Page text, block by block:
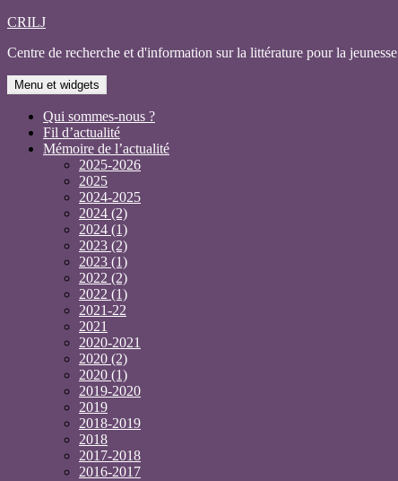
Aller
contenu
CRILJ
Centre de recherche et d'information sur la littérature pour la jeunesse
Menu et widgets
Qui sommes-nous ?
Fil d’actualité
Mémoire de l’actualité
2025-2026
2025
2024-2025
2024 (2)
2024 (1)
2023 (2)
2023 (1)
2022 (2)
2022 (1)
2021-22
2021
2020-2021
2020 (2)
2020 (1)
2019-2020
2019
2018-2019
2018
2017-2018
2016-2017